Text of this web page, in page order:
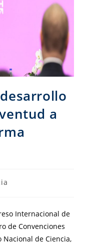
a
Internacional de
de Convenciones
Nacional de Ciencia,